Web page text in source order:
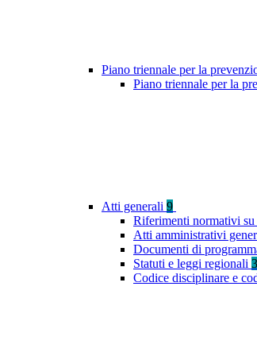
Piano triennale per la
Piano triennale per la
Atti generali 9
Riferimenti normativi
Atti amministrativi
Documenti di
Statuti e leggi regionali 3
Codice disciplinare e